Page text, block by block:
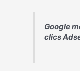
Google
clics